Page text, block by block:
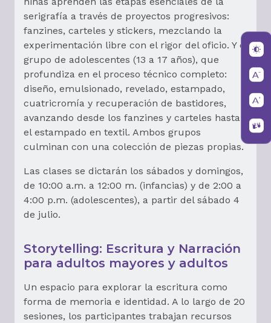
serigrafía a través de proyectos progresivos:
fanzines, carteles y stickers, mezclando la
experimentación libre con el rigor del oficio. Y el
grupo de adolescentes (13 a 17 años), que
profundiza en el proceso técnico completo:
diseño, emulsionado, revelado, estampado,
cuatricromía y recuperación de bastidores,
avanzando desde los fanzines y carteles hasta
el estampado en textil. Ambos grupos
culminan con una colección de piezas propias.
Las clases se dictarán los sábados y domingos,
de 10:00 a.m. a 12:00 m. (infancias) y de 2:00 a
4:00 p.m. (adolescentes), a partir del sábado 4
de julio.
Storytelling: Escritura y Narración
para adultos mayores y adultos
Un espacio para explorar la escritura como
forma de memoria e identidad. A lo largo de 20
sesiones, los participantes trabajan recursos